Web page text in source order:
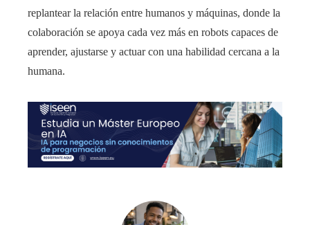
replantear la relación entre humanos y máquinas, donde la
colaboración se apoya cada vez más en robots capaces de
aprender, ajustarse y actuar con una habilidad cercana a la
humana.